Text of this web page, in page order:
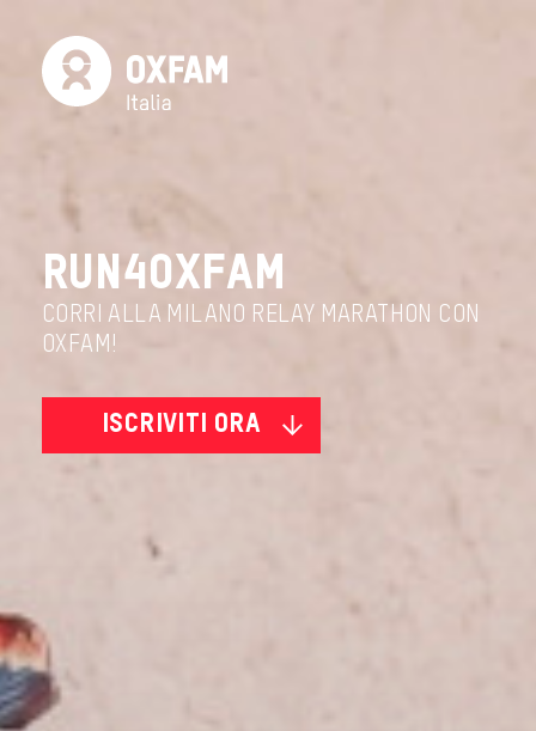
Run4Oxfam
CORRI ALLA MILANO RELAY MARATHON CON
OXFAM!
ISCRIVITI ORA